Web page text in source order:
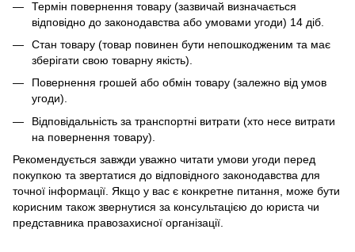
Термін повернення товару (зазвичай визначається
відповідно до законодавства або умовами угоди) 14 діб.
Стан товару (товар повинен бути непошкодженим та має
зберігати свою товарну якість).
Повернення грошей або обмін товару (залежно від умов
угоди).
Відповідальність за транспортні витрати (хто несе витрати
на повернення товару).
Рекомендується завжди уважно читати умови угоди перед
покупкою та звертатися до відповідного законодавства для
точної інформації. Якщо у вас є конкретне питання, може бути
корисним також звернутися за консультацією до юриста чи
представника правозахисної організації.